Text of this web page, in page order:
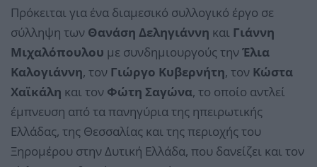
Πρόκειται για ένα διαμεσικό συλλογικό έργο σε
σύλληψη των Θανάση Δεληγιάννη και Γιάννη
Μιχαλόπουλου με συνδημιουργούς τηνΈλια
Καλογιάννη, τον Γιώργο Κυβερνήτη, τον Κώστα
Χαϊκάλη και τον Φώτη Σαγώνα, το οποίο αντλεί
έμπνευση από τα πανηγύρια της ηπειρωτικής
Ελλάδας, της Θεσσαλίας και της περιοχής του
Ξηρομέρου στην Δυτική Ελλάδα, που δανείζει και τον